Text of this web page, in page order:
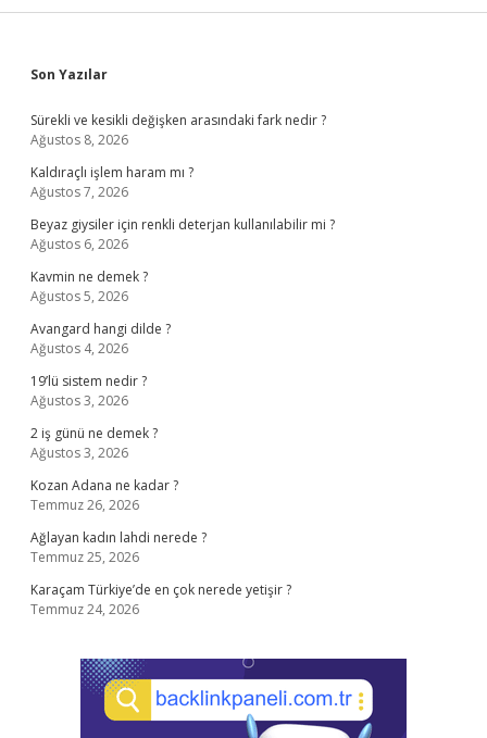
Sidebar
Son Yazılar
Sürekli ve kesikli değişken arasındaki fark nedir ?
Ağustos 8, 2026
Kaldıraçlı işlem haram mı ?
Ağustos 7, 2026
Beyaz giysiler için renkli deterjan kullanılabilir mi ?
Ağustos 6, 2026
Kavmin ne demek ?
Ağustos 5, 2026
Avangard hangi dilde ?
Ağustos 4, 2026
19’lü sistem nedir ?
Ağustos 3, 2026
2 iş günü ne demek ?
Ağustos 3, 2026
Kozan Adana ne kadar ?
Temmuz 26, 2026
Ağlayan kadın lahdi nerede ?
Temmuz 25, 2026
Karaçam Türkiye’de en çok nerede yetişir ?
Temmuz 24, 2026